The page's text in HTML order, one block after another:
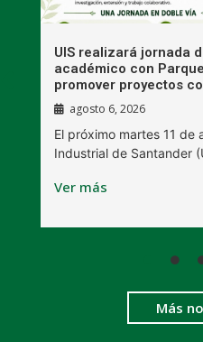
UIS realizará jornada
académico con
promover proyectos
agosto 6, 2026
El próximo martes 11 de
Industrial de Santander
Ver más
Más